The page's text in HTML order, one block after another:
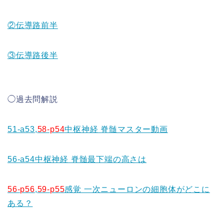
②伝導路前半
③伝導路後半
◯過去問解説
51-a53,58-p54中枢神経 脊髄マスター動画
56-a54中枢神経 脊髄最下端の高さは
56-p56,59-p55感覚 一次ニューロンの細胞体がどこに
ある？